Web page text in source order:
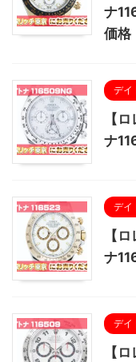
ナ
価格
デイ
【
ナ
デイ
【
ナ
デイ
【